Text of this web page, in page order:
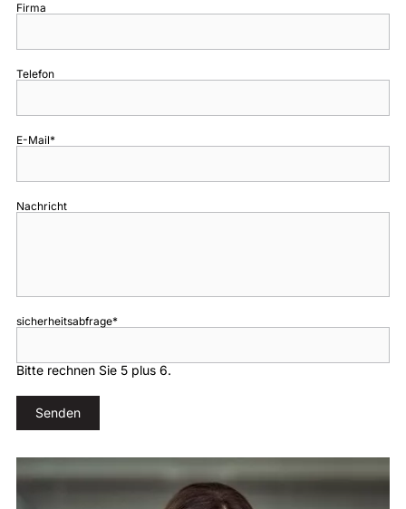
Firma
Telefon
E-Mail*
Nachricht
sicherheitsabfrage*
Bitte rechnen Sie 5 plus 6.
Senden